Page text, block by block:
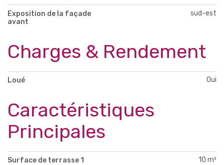
Exposition de la façade
avant
sud-est
Charges & Rendement
Loué Oui
Caractéristiques
Principales
Surface de terrasse 1 10 m²